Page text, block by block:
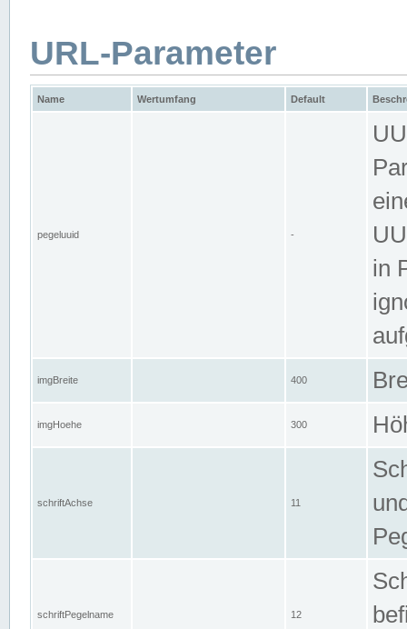
URL-Parameter
Name Wertumfang Default
pegeluuid -
in
imgBreite 400
imgHoehe 300
schriftAchse 11
schriftPegelname 12